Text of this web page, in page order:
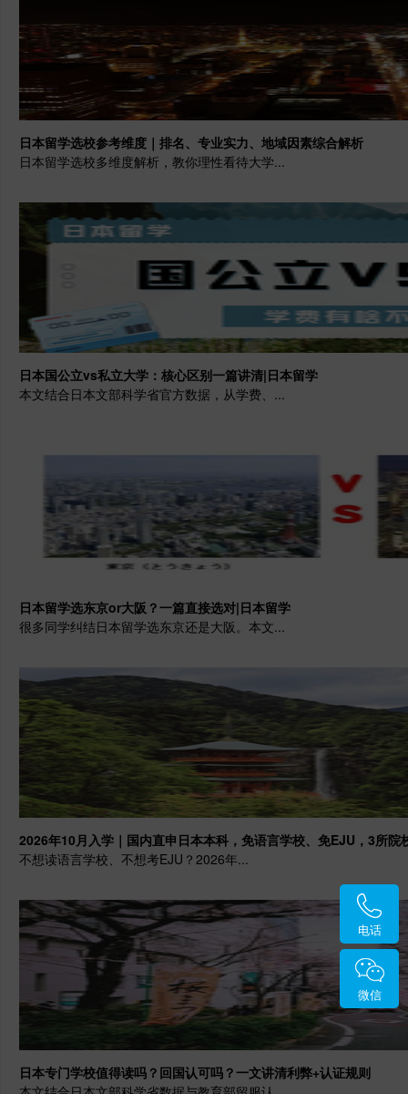
日本留学选校参考维度｜排名、专业实力、地域因素综合解析
日本留学选校多维度解析，教你理性看待大学...
日本国公立vs私立大学：核心区别一篇讲清|日本留学
本文结合日本文部科学省官方数据，从学费、...
​日本留学选东京or大阪？一篇直接选对|日本留学
很多同学纠结日本留学选东京还是大阪。本文...
2026年10月入学｜国内直申日本本科，免语言学校、免EJU，3所院
不想读语言学校、不想考EJU？2026年...
日本专门学校值得读吗？回国认可吗？一文讲清利弊+认证规则
电话
微信